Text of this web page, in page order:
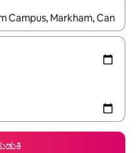
ಡೌನ್ ಬಾಣದ ಕೀಲಿಗಳೊಂದಿಗೆ